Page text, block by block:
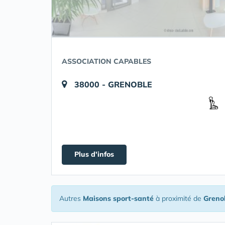
ASSOCIATION CAPABLES
38000 - GRENOBLE
Plus d'infos
Autres Maisons sport-santé à proximité de